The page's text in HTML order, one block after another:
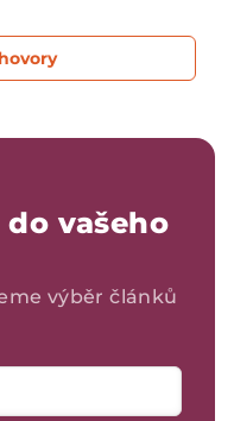
vašeho
výběr článků